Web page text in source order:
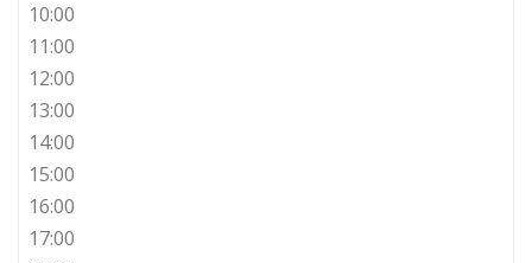
10:00
11:00
12:00
13:00
14:00
15:00
16:00
17:00